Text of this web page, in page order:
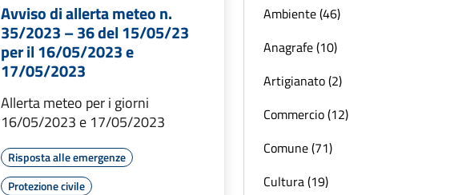
Avviso di allerta meteo n.
35/2023 – 36 del 15/05/23
per il 16/05/2023 e
17/05/2023
Allerta meteo per i giorni
16/05/2023 e 17/05/2023
Risposta alle emergenze
Protezione civile
Ambiente (46)
Anagrafe (10)
Artigianato (2)
Commercio (12)
Comune (71)
Cultura (19)